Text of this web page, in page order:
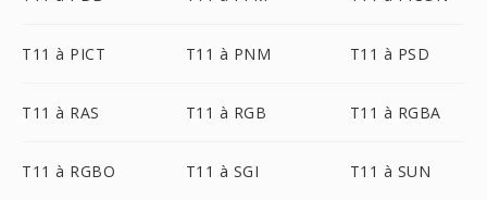
T11 à PICT T11 à PNM T11 à PSD
T11 à RAS T11 à RGB T11 à RGBA
T11 à RGBO T11 à SGI T11 à SUN